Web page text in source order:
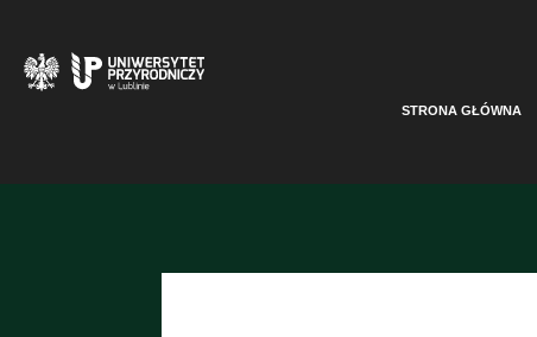
otwiera się w nowej karcie
STRONA GŁÓWNA